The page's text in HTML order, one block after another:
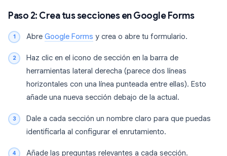
Paso 2: Crea tus secciones en Google Forms
Abre Google Forms y crea o abre tu formulario.
Haz clic en el icono de sección en la barra de
herramientas lateral derecha (parece dos líneas
horizontales con una línea punteada entre ellas). Esto
añade una nueva sección debajo de la actual.
Dale a cada sección un nombre claro para que puedas
identificarla al configurar el enrutamiento.
Añade las preguntas relevantes a cada sección.